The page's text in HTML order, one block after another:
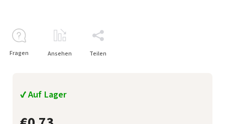
✔ Auf Lager
Fragen Ansehen Teilen